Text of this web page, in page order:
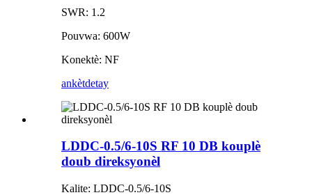
SWR: 1.2
Pouvwa: 600W
Konektè: NF
ankètdetay
LDDC-0.5/6-10S RF 10 DB kouplè
doub direksyonèl
Kalite: LDDC-0.5/6-10S